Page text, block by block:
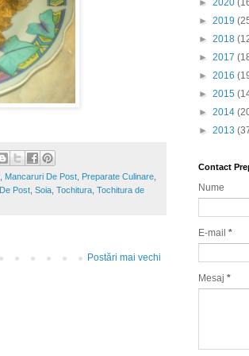
Mancaruri De Post Preparate Culinare
Post Soia Tochitura Tochitura de
Postări mai vechi
► 2020
► 2019
► 2018
► 2017
► 2016
► 2015
► 2014
► 2013
Contact
Nume
E-mail *
Mesaj *